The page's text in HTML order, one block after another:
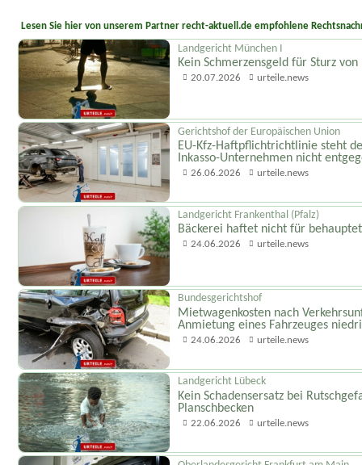
Lesen Sie hier von unserem Partner recht-aktuell.de empfohlene
Landgericht München I
Kein Schmerzensgeld für Sturz
20.07.2026 urteile.news
Gerichtshof der Europäischen Union
EU-Kfz-Haftpflicht­richtlinie steht
Inkasso-Unternehmen nicht
26.06.2026 urteile.news
Landgericht Frankenthal (Pfalz)
Bäckerei haftet nicht für
24.06.2026 urteile.news
Bundesgerichtshof
Mietwagenkosten nach
Anmietung eines Fahrzeuges
24.06.2026 urteile.news
Landgericht Lübeck
Kein Schadensersatz bei
Planschbecken
22.06.2026 urteile.news